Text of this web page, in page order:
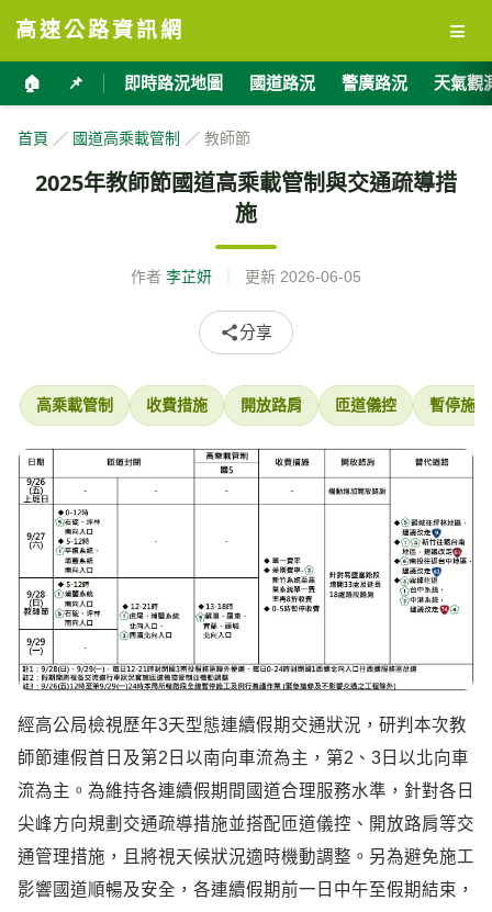
高速公路資訊網 ≡
🏠 📌 即時路況地圖 國道路況 警廣路況 天氣觀
首頁 ／ 國道高乘載管制 ／ 教師節
2025年教師節國道高乘載管制與交通疏導措
施
作者 李芷妍 更新 2026-06-05
分享
高乘載管制 收費措施 開放路肩 匝道儀控 暫停施工
經高公局檢視歷年3天型態連續假期交通狀況，研判本次教
師節連假首日及第2日以南向車流為主，第2、3日以北向車
流為主。為維持各連續假期間國道合理服務水準，針對各日
尖峰方向規劃交通疏導措施並搭配匝道儀控、開放路肩等交
通管理措施，且將視天候狀況適時機動調整。另為避免施工
影響國道順暢及安全，各連續假期前一日中午至假期結束，